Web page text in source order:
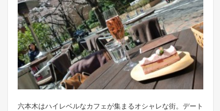
六本木はハイレベルなカフェが集まるオシャレな街。デート